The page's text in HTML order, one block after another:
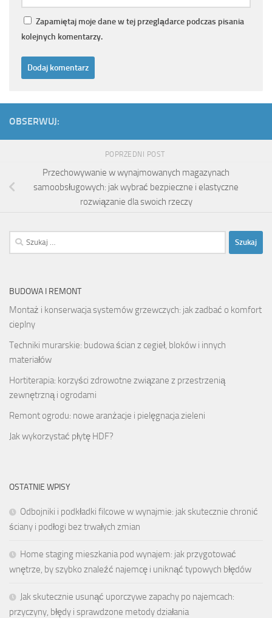
Zapamiętaj moje dane w tej przeglądarce podczas pisania
kolejnych komentarzy.
OBSERWUJ:
POPRZEDNI POST
Przechowywanie w wynajmowanych magazynach
samoobsługowych: jak wybrać bezpieczne i elastyczne
rozwiązanie dla swoich rzeczy
Szukaj:
BUDOWA I REMONT
Montaż i konserwacja systemów grzewczych: jak zadbać o komfort
cieplny
Techniki murarskie: budowa ścian z cegieł, bloków i innych
materiałów
Hortiterapia: korzyści zdrowotne związane z przestrzenią
zewnętrzną i ogrodami
Remont ogrodu: nowe aranżacje i pielęgnacja zieleni
Jak wykorzystać płytę HDF?
OSTATNIE WPISY
Odbojniki i podkładki filcowe w wynajmie: jak skutecznie chronić
ściany i podłogi bez trwałych zmian
Home staging mieszkania pod wynajem: jak przygotować
wnętrze, by szybko znaleźć najemcę i uniknąć typowych błędów
Jak skutecznie usunąć uporczywe zapachy po najemcach:
przyczyny, błędy i sprawdzone metody działania